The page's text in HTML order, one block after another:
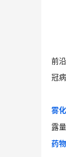
前
冠
雾
露
药